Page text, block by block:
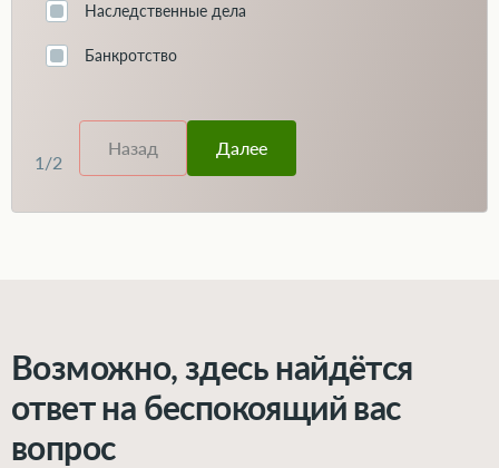
1 /2
Наследственные дела
Банкротство
Назад Далее
Возможно, здесь найдётся
ответ на беспокоящий вас
вопрос